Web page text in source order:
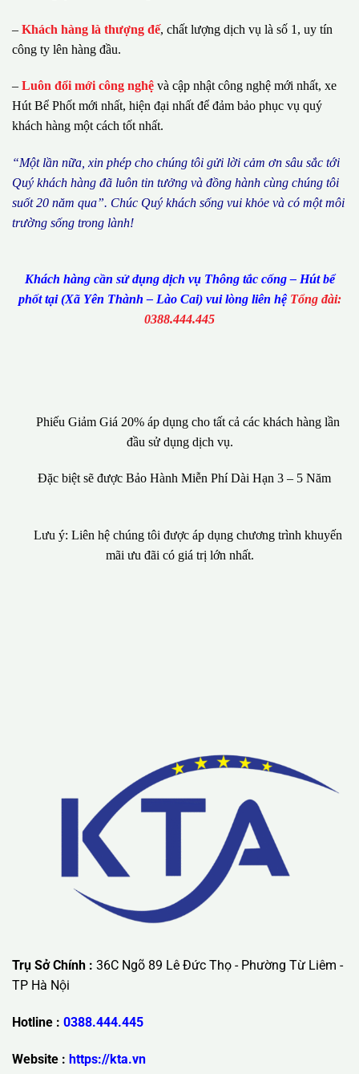
– Khách hàng là thượng đế, chất lượng dịch vụ là số 1, uy tín
công ty lên hàng đầu.
– Luôn đổi mới công nghệ và cập nhật công nghệ mới nhất, xe
Hút Bể Phốt mới nhất, hiện đại nhất để đảm bảo phục vụ quý
khách hàng một cách tốt nhất.
“Một lần nữa, xin phép cho chúng tôi gửi lời cảm ơn sâu sắc tới
Quý khách hàng đã luôn tin tưởng và đồng hành cùng chúng tôi
suốt 20 năm qua”. Chúc Quý khách sống vui khỏe và có một môi
trường sống trong lành!
Khách hàng cần sử dụng dịch vụ Thông tắc cống – Hút bể
phốt tại (Xã Yên Thành – Lào Cai) vui lòng liên hệ Tổng đài:
0388.444.445
Lưu ý: Liên hệ chúng tôi được áp dụng chương trình khuyến
mãi ưu đãi có giá trị lớn nhất.